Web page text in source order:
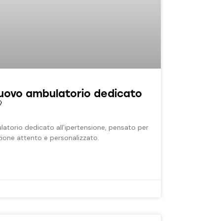
ambulatorio dedicato
dedicato all’ipertensione, pensato per
attento e personalizzato.